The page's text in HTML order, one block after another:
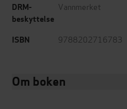
DRM-
beskyttelse
Vannmerket
ISBN 9788202716783
Om boken